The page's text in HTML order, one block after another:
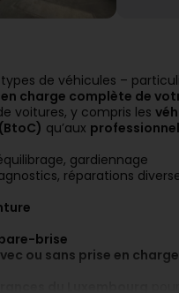
de véhicules –
charge complète de
voitures, y compris les
qu’aux
gardiennage
réparations
brise
ou sans prise en